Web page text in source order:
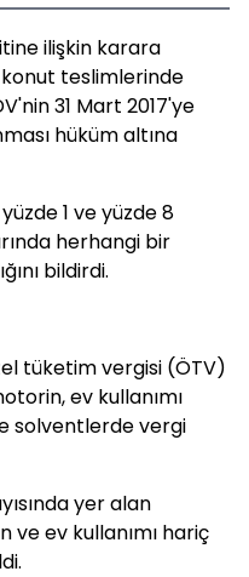
ilişkin karara
teslimlerinde
31 Mart 2017'ye
hüküm altına
1 ve yüzde 8
herhangi bir
bildirdi.
tüketim vergisi (ÖTV)
ev kullanımı
solventlerde vergi
yer alan
ev kullanımı hariç